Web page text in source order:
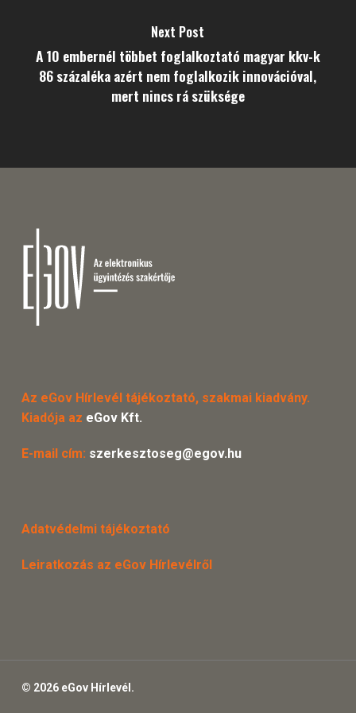
Next Post
A 10 embernél többet foglalkoztató magyar kkv-k
86 százaléka azért nem foglalkozik innovációval,
mert nincs rá szüksége
Az eGov Hírlevél tájékoztató, szakmai kiadvány.
Kiadója az eGov Kft.
E-mail cím: szerkesztoseg@egov.hu
Adatvédelmi tájékoztató
Leiratkozás az eGov Hírlevélről
© 2026 eGov Hírlevél.